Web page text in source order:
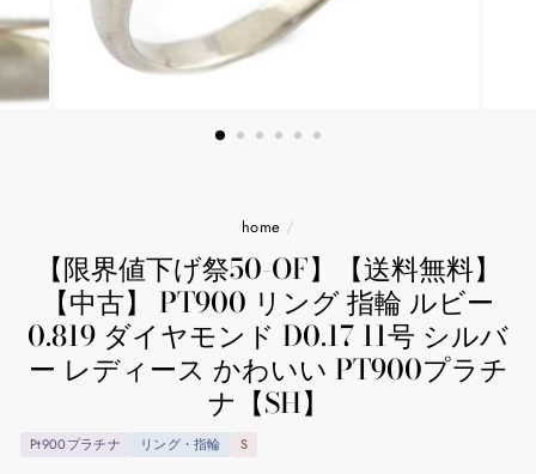
home /
【限界値下げ祭50-OF】【送料無料】
【中古】 PT900 リング 指輪 ルビー
0.819 ダイヤモンド D0.17 11号 シルバ
ー レディース かわいい PT900プラチ
ナ【SH】
Pt900プラチナ リング・指輪 S